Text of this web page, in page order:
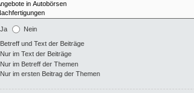
Ja Nein
Betreff und Text der Beiträge
Nur im Text der Beiträge
Nur im Betreff der Themen
Nur im ersten Beitrag der Themen